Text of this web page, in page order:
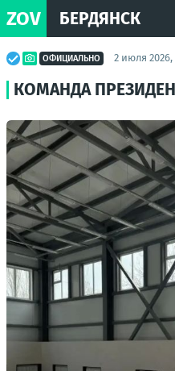
ZOV БЕРДЯНСК
ОФИЦИАЛЬНО 2 июля 2026,
КОМАНДА